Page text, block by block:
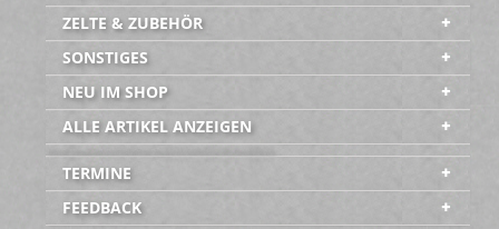
ZELTE & ZUBEHÖR
SONSTIGES
NEU IM SHOP
ALLE ARTIKEL ANZEIGEN
-----------------------------------------
TERMINE
FEEDBACK